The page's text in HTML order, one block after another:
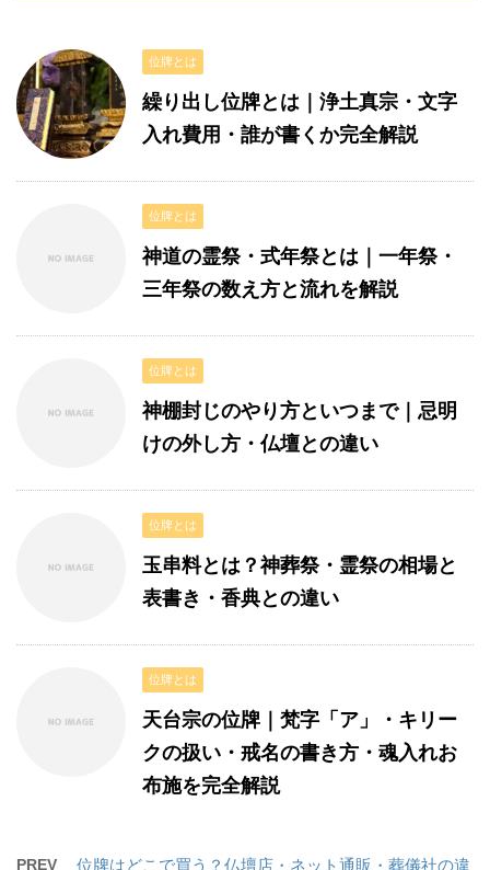
位牌とは
繰り出し位牌とは｜浄土真宗・文字
入れ費用・誰が書くか完全解説
位牌とは
神道の霊祭・式年祭とは｜一年祭・
三年祭の数え方と流れを解説
位牌とは
神棚封じのやり方といつまで｜忌明
けの外し方・仏壇との違い
位牌とは
玉串料とは？神葬祭・霊祭の相場と
表書き・香典との違い
位牌とは
天台宗の位牌｜梵字「ア」・キリー
クの扱い・戒名の書き方・魂入れお
布施を完全解説
PREV 位牌はどこで買う？仏壇店・ネット通販・葬儀社の違